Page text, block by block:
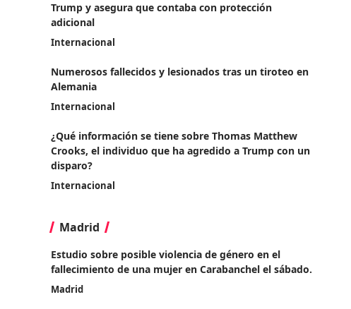
Trump y asegura que contaba con protección
adicional
Internacional
Numerosos fallecidos y lesionados tras un tiroteo en
Alemania
Internacional
¿Qué información se tiene sobre Thomas Matthew
Crooks, el individuo que ha agredido a Trump con un
disparo?
Internacional
Madrid
Estudio sobre posible violencia de género en el
fallecimiento de una mujer en Carabanchel el sábado.
Madrid